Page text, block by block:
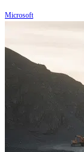
Microsoft